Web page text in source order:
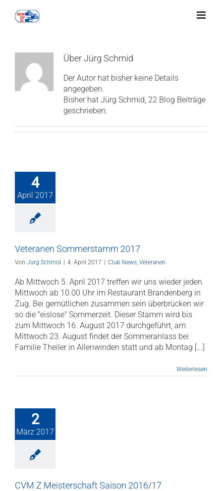
Inhalt
ÜberJürg Schmid
Der Autor hat bisher keine Details
angegeben.
Bisher hat Jürg Schmid, 22 Blog Beiträge
geschrieben.
4
April 2017
Veteranen Sommerstamm 2017
Von Jürg Schmid 4. April 2017 Club News, Veteranen
Ab Mittwoch 5. April 2017 treffen wir uns wieder jeden
Mittwoch ab 10.00 Uhr im Restaurant Brandenberg in
Zug. Bei gemütlichen zusammen sein überbrücken wir
so die "eislose" Sommerzeit. Dieser Stamm wird bis
zum Mittwoch 16. August 2017 durchgeführt, am
Mittwoch 23. August findet der Sommeranlass bei
Familie Theiler in Allenwinden statt und ab Montag [...]
Weiterlesen
2
März 2017
CVM Z Meisterschaft Saison 2016/17